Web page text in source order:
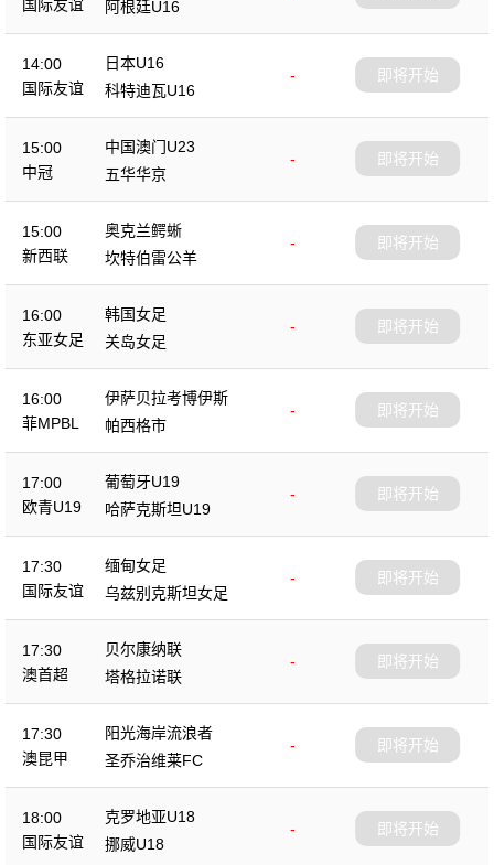
国际友谊
阿根廷U16
14:00
国际友谊
日本U16
-
科特迪瓦U16
即将开始
15:00
中冠
中国澳门U23
-
五华华京
即将开始
15:00
新西联
奥克兰鳄蜥
-
坎特伯雷公羊
即将开始
16:00
东亚女足
韩国女足
-
关岛女足
即将开始
16:00
菲MPBL
伊萨贝拉考博伊斯
-
帕西格市
即将开始
17:00
欧青U19
葡萄牙U19
-
哈萨克斯坦U19
即将开始
17:30
国际友谊
缅甸女足
-
乌兹别克斯坦女足
即将开始
17:30
澳首超
贝尔康纳联
-
塔格拉诺联
即将开始
17:30
澳昆甲
阳光海岸流浪者
-
圣乔治维莱FC
即将开始
18:00
国际友谊
克罗地亚U18
-
挪威U18
即将开始